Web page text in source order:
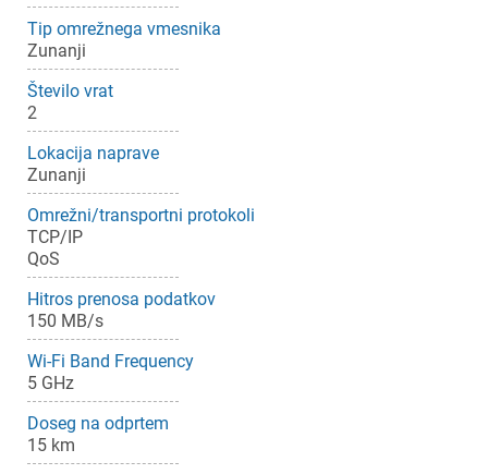
Tip omrežnega vmesnika
Zunanji
Število vrat
2
Lokacija naprave
Zunanji
Omrežni/transportni protokoli
TCP/IP
QoS
Hitros prenosa podatkov
150 MB/s
Wi-Fi Band Frequency
5 GHz
Doseg na odprtem
15 km